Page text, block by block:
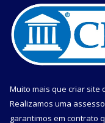
Muito mais que criar site
Realizamos uma
garantimos em contrato